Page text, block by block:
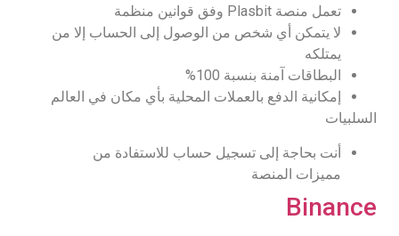
تعمل منصة Plasbit وفق قوانين منظمة
لا يتمكن أي شخص من الوصول إلى الحساب إلا من
يمتلكه
البطاقات آمنة بنسبة 100%
إمكانية الدفع بالعملات المحلية بأي مكان في العالم
السلبيات
أنت بحاجة إلى تسجيل حساب للاستفادة من
مميزات المنصة
Binance